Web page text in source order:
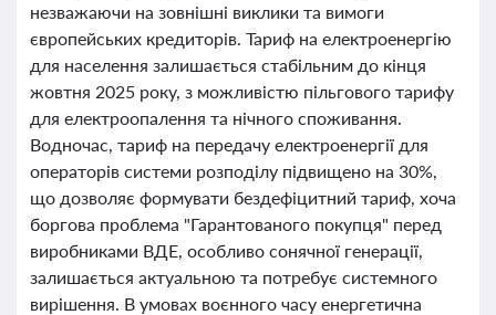
незважаючи на зовнішні виклики та вимоги
європейських кредиторів. Тариф на електроенергію
для населення залишається стабільним до кінця
жовтня 2025 року, з можливістю пільгового тарифу
для електроопалення та нічного споживання.
Водночас, тариф на передачу електроенергії для
операторів системи розподілу підвищено на 30%,
що дозволяє формувати бездефіцитний тариф, хоча
боргова проблема "Гарантованого покупця" перед
виробниками ВДЕ, особливо сонячної генерації,
залишається актуальною та потребує системного
вирішення. В умовах воєнного часу енергетична